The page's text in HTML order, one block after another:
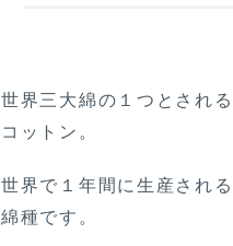
の
高
さ
ト
プ
世界三大綿の１つとされ
コットン。
世界で１年間に生産され
綿種です。